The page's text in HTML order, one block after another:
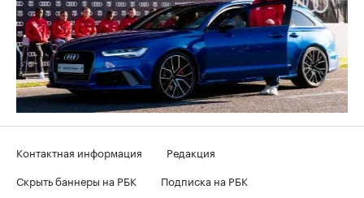
Контактная информация
Редакция
Скрыть баннеры на РБК
Подписка на РБК